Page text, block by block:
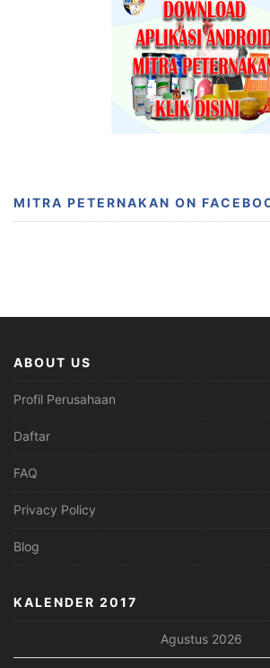
MITRA PETERNAKAN ON
ABOUT US
Profil Perusahaan
Daftar
FAQ
Privacy Policy
Blog
KALENDER 2017
Agustus 2026